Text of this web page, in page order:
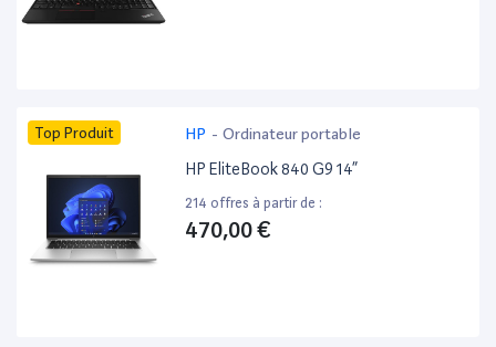
Top Produit HP - Ordinateur portable
HP EliteBook 840 G9 14”
214 offres à partir de :
470,00 €